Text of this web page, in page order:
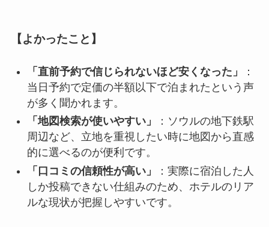
【よかったこと】
「直前予約で信じられないほど安くなった」
：
当日予約で定価の半額以下で泊まれたという声
が多く聞かれます。
「地図検索が使いやすい」
：ソウルの地下鉄駅
周辺など、立地を重視したい時に地図から直感
的に選べるのが便利です。
「口コミの信頼性が高い」
：実際に宿泊した人
しか投稿できない仕組みのため、ホテルのリア
ルな現状が把握しやすいです。